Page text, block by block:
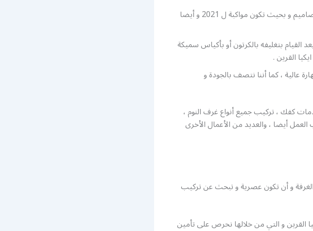
تركيب أثاث ايكيا القرين و تصنيع الأثاث بأحدث التصاميم و بحيث تكون مواكبة ل 2021 و أيضا
القيام بتغليفه بالكرتون أو بأكياس سميكة
ايكيا القرين .
عالية ، كما أننا نتصف بالجودة و
كفك ، تركيب جميع أنواع غرف النوم ،
العمل أيضا ، والعديد من الأعمال الأخرى
و أن تكون عصرية و تبحث عن تركيب
القرين و التي من خلالها نحرص على تأمين